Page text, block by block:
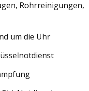
Rohrreinigungen,
um die Uhr